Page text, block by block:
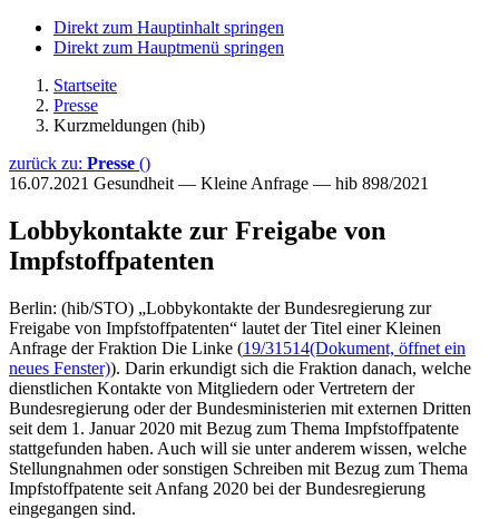
Direkt zum Hauptinhalt springen
Direkt zum Hauptmenü springen
Startseite
Presse
Kurzmeldungen (hib)
zurück zu: Presse ()
16.07.2021 Gesundheit — Kleine Anfrage — hib 898/2021
Lobbykontakte zur Freigabe von
Impfstoffpatenten
Berlin: (hib/STO) „Lobbykontakte der Bundesregierung zur
Freigabe von Impfstoffpatenten“ lautet der Titel einer Kleinen
Anfrage der Fraktion Die Linke (19/31514(Dokument, öffnet ein
neues Fenster)). Darin erkundigt sich die Fraktion danach, welche
dienstlichen Kontakte von Mitgliedern oder Vertretern der
Bundesregierung oder der Bundesministerien mit externen Dritten
seit dem 1. Januar 2020 mit Bezug zum Thema Impfstoffpatente
stattgefunden haben. Auch will sie unter anderem wissen, welche
Stellungnahmen oder sonstigen Schreiben mit Bezug zum Thema
Impfstoffpatente seit Anfang 2020 bei der Bundesregierung
eingegangen sind.